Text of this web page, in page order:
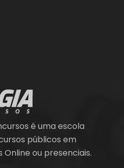
é uma escola
públicos em
Online ou presenciais.